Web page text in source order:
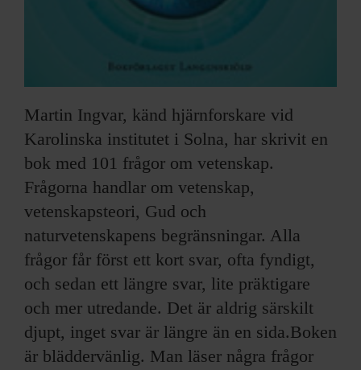
Martin Ingvar, känd hjärnforskare vid
Karolinska institutet i Solna, har skrivit en
bok med 101 frågor om vetenskap.
Frågorna handlar om vetenskap,
vetenskapsteori, Gud och
naturvetenskapens begränsningar. Alla
frågor får först ett kort svar, ofta fyndigt,
och sedan ett längre svar, lite präktigare
och mer utredande. Det är aldrig särskilt
djupt, inget svar är längre än en sida.Boken
är bläddervänlig. Man läser några frågor